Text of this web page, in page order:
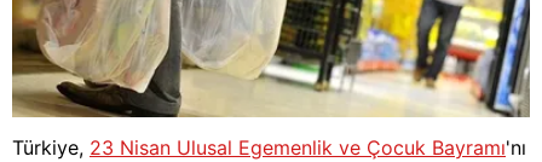
Türkiye, 23 Nisan Ulusal Egemenlik ve Çocuk Bayramı'nı